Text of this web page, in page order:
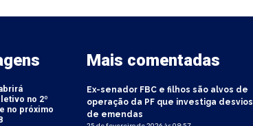
no 2º
no próximo
Mais comentadas
Ex-senador FBC e filhos são alvos de
operação da PF que investiga desvios
de emendas